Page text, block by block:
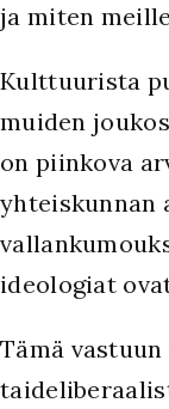
ja miten
Kulttuurista
muiden
on piinkova
yhteiskunnan
ideologiat
Tämä